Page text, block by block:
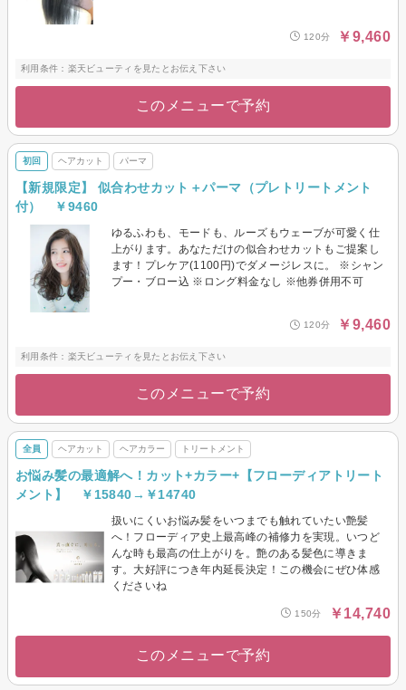
120分 ￥9,460
利用条件：楽天ビューティを見たとお伝え下さい
このメニューで予約
初回 ヘアカット パーマ
【新規限定】 似合わせカット＋パーマ（プレトリートメント
付） ￥9460
ゆるふわも、モードも、ルーズもウェーブが可愛く仕
上がります。あなただけの似合わせカットもご提案し
ます！プレケア(1100円)でダメージレスに。 ※シャン
プー・ブロー込 ※ロング料金なし ※他券併用不可
120分 ￥9,460
利用条件：楽天ビューティを見たとお伝え下さい
このメニューで予約
全員 ヘアカット ヘアカラー トリートメント
お悩み髪の最適解へ！カット+カラー+【フローディアトリート
メント】 ￥15840→￥14740
扱いにくいお悩み髪をいつまでも触れていたい艶髪
へ！フローディア史上最高峰の補修力を実現。いつど
んな時も最高の仕上がりを。艶のある髪色に導きま
す。大好評につき年内延長決定！この機会にぜひ体感
くださいね
150分 ￥14,740
このメニューで予約